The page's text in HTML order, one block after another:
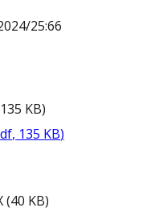
25:66
135 KB)
, 135 KB)
(40 KB)